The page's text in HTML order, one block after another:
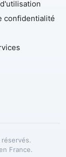
confidentialité
France.